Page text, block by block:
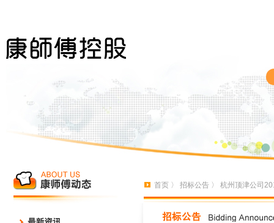
首页 〉 招标公告 〉 杭州顶津公司